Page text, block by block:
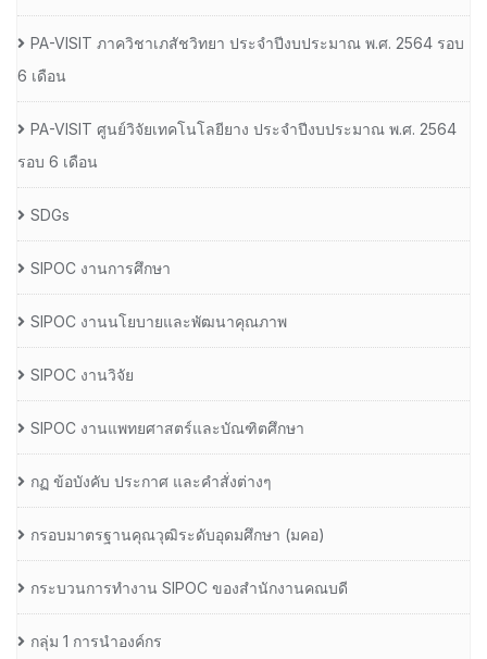
PA-VISIT ภาควิชาเภสัชวิทยา ประจำปีงบประมาณ พ.ศ. 2564 รอบ
6 เดือน
PA-VISIT ศูนย์วิจัยเทคโนโลยียาง ประจำปีงบประมาณ พ.ศ. 2564
รอบ 6 เดือน
SDGs
SIPOC งานการศึกษา
SIPOC งานนโยบายและพัฒนาคุณภาพ
SIPOC งานวิจัย
SIPOC งานแพทยศาสตร์และบัณฑิตศึกษา
กฏ ข้อบังคับ ประกาศ และคำสั่งต่างๆ
กรอบมาตรฐานคุณวุฒิระดับอุดมศึกษา (มคอ)
กระบวนการทำงาน SIPOC ของสำนักงานคณบดี
กลุ่ม 1 การนำองค์กร